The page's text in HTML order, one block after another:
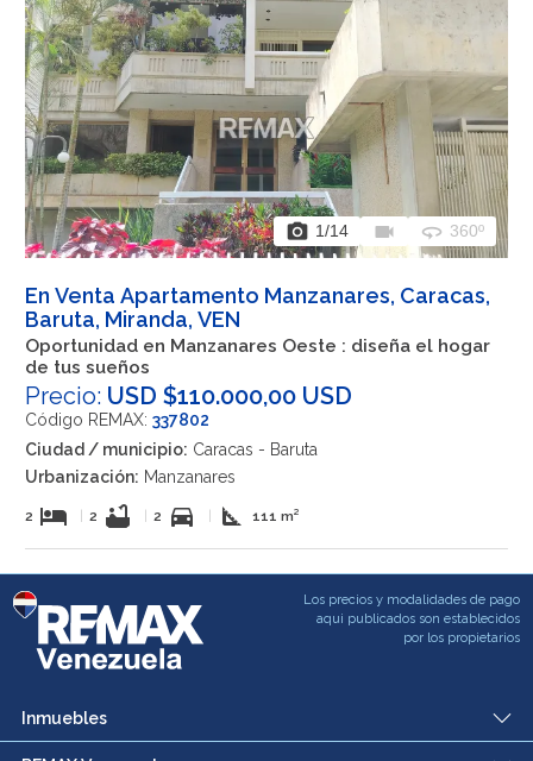
photo_camera 1/14 videocam 360 360º
En Venta Apartamento Manzanares, Caracas,
Baruta, Miranda, VEN
Oportunidad en Manzanares Oeste : diseña el hogar
de tus sueños
Precio: USD $110.000,00 USD
Código REMAX: 337802
Ciudad / municipio: Caracas - Baruta
Urbanización: Manzanares
2 hotel 2 bathtub 2 directions_car square_foot 111 m²
Los precios y modalidades de pago
aqui publicados son establecidos
por los propietarios
Inmuebles